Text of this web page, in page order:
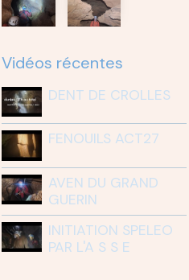
Vidéos récentes
DENT DE CROLLES
FENOUILS ACT27
AVEN DU GRAND
GUERIN
INITIATION SPELEO
PAR L'A S S E